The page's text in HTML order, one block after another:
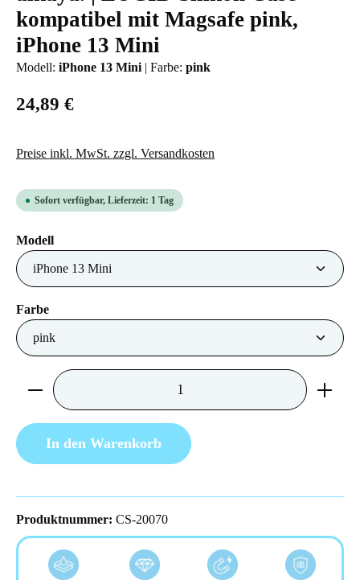
kompatibel mit Magsafe pink,
iPhone 13 Mini
Modell: iPhone 13 Mini | Farbe: pink
24,89 €
Preise inkl. MwSt. zzgl. Versandkosten
Sofort verfügbar, Lieferzeit: 1 Tag
Modellauswählen
Farbeauswählen
Produkt Anzahl: Gib den gewünschten Wert
In den Warenkorb
Produktnummer: CS-20070